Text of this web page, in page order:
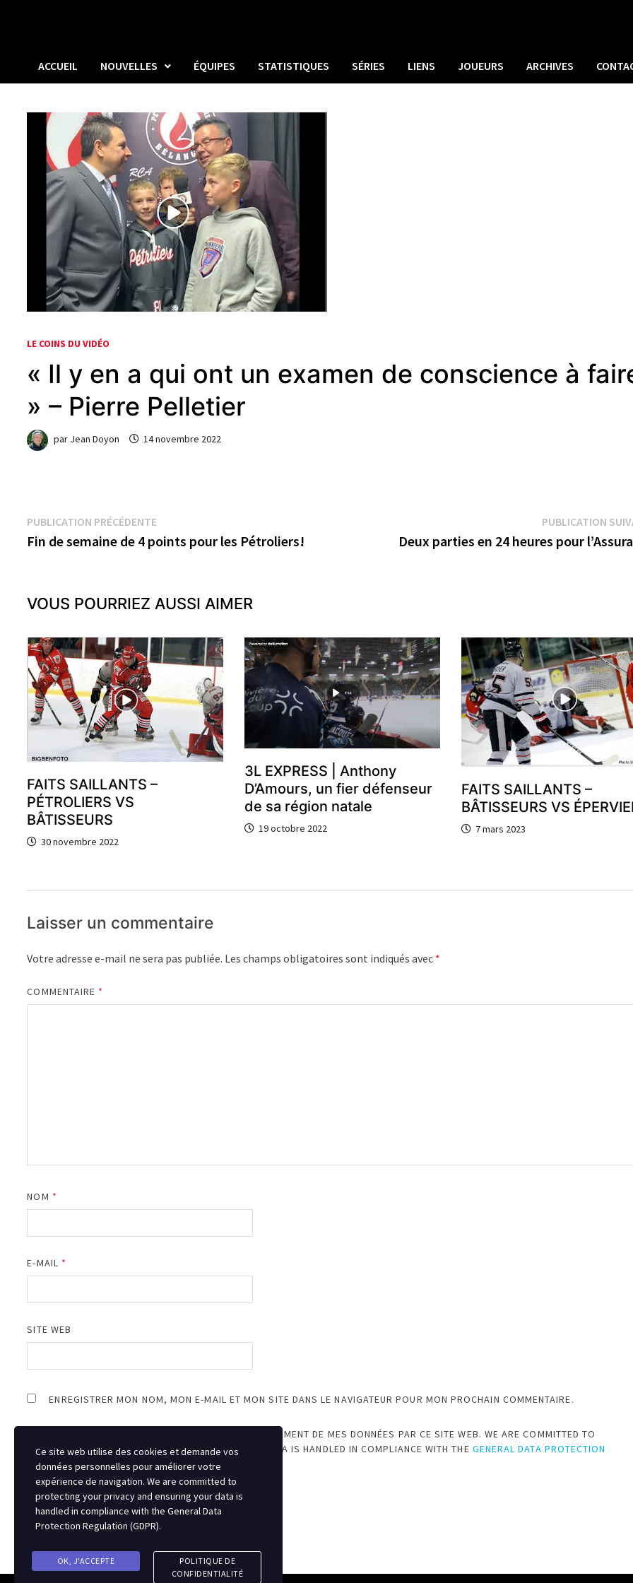
ACCUEIL NOUVELLES ÉQUIPES STATISTIQUES SÉRIES LIENS JOUEURS ARCHIVES
LE COINS DU VIDÉO
« Il y en a qui ont un examen de conscience à
» – Pierre Pelletier
par Jean Doyon 14 novembre 2022
Navigation
de
PUBLICATION PRÉCÉDENTEPublication
précédente :
Fin de semaine de 4 points pour les Pétroliers!
PUBLICATION
Deux parties en 24 heures pour
VOUS POURRIEZ AUSSI AIMER
FAITS SAILLANTS –
PÉTROLIERS VS
BÂTISSEURS
30 novembre 2022
3L EXPRESS | Anthony
D’Amours, un fier défenseur
de sa région natale
19 octobre 2022
FAITS SAILLANTS –
BÂTISSEURS VS
7 mars 2023
Laisser un commentaire
Votre adresse e-mail ne sera pas publiée. Les champs obligatoires sont indiqués avec *
COMMENTAIRE *
NOM *
E-MAIL *
SITE WEB
ENREGISTRER MON NOM, MON E-MAIL ET MON SITE DANS LE NAVIGATEUR POUR MON PROCHAIN COMMENTAIRE.
JE SUIS D’ACCORD AVEC LE STOCKAGE ET LE TRAITEMENT DE MES DONNÉES PAR CE SITE WEB. WE ARE COMMITTED TO
PROTECTING YOUR PRIVACY AND ENSURING YOUR DATA IS HANDLED IN COMPLIANCE WITH THE GENERAL DATA PROTECTION
REGULATION (GDPR).*
Ce site web utilise des cookies et demande vos
données personnelles pour améliorer votre
expérience de navigation. We are committed to
protecting your privacy and ensuring your data is
handled in compliance with the General Data
Protection Regulation (GDPR).
OK, J'ACCEPTE
POLITIQUE DE
CONFIDENTIALITÉ